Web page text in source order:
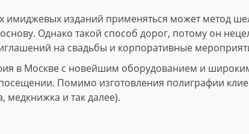
имиджевых изданий применяться может метод
Однако такой способ дорог, потому он
на свадьбы и корпоративные
в Москве с новейшим оборудованием и
Помимо изготовления полиграфии
медкнижка и так далее).